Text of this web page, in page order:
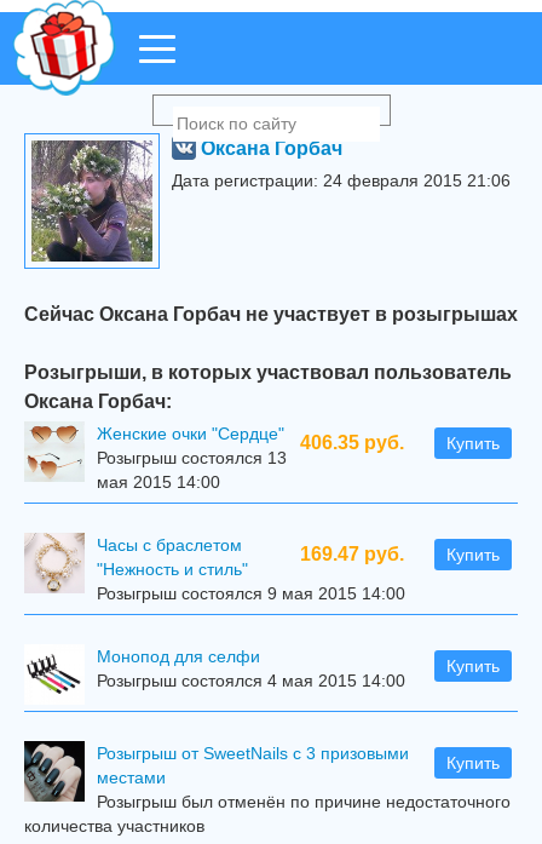
Оксана Горбач
Дата регистрации: 24 февраля 2015 21:06
Сейчас Оксана Горбач не участвует в розыгрышах
Розыгрыши, в которых участвовал пользователь
Оксана Горбач:
406.35 руб. Купить
Женские очки "Сердце"
Розыгрыш состоялся 13
мая 2015 14:00
169.47 руб. Купить
Часы с браслетом
"Нежность и стиль"
Розыгрыш состоялся 9 мая 2015 14:00
Купить
Mонопод для селфи
Розыгрыш состоялся 4 мая 2015 14:00
Купить
Розыгрыш от SweetNails с 3 призовыми
местами
Розыгрыш был отменён по причине недостаточного
количества участников